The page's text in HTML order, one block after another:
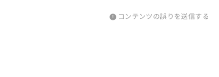
コンテンツの誤りを送信する